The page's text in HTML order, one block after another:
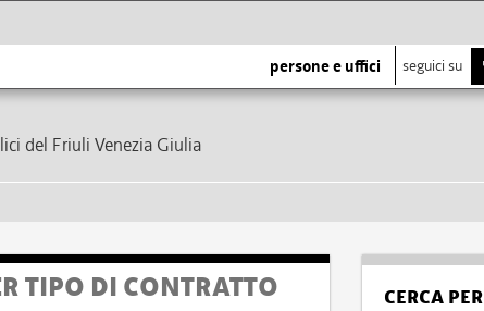
persone e uffici seguici su
del Friuli Venezia Giulia
TIPO DI CONTRATTO CERCA PER